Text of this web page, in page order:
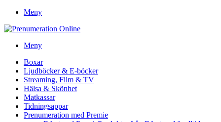
Meny
Meny
Boxar
Ljudböcker & E-böcker
Streaming, Film & TV
Hälsa & Skönhet
Matkassar
Tidningsappar
Prenumeration med Premie